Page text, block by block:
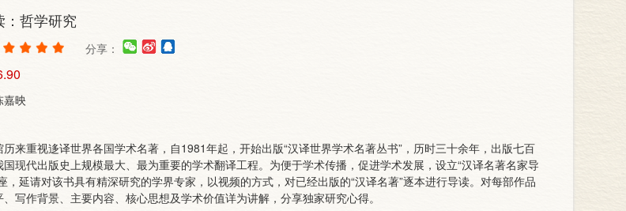
：哲学研究
分享：
嘉映
来重视迻译世界各国学术名著，自1981年起，开始出版“汉译世界学术名著丛书”，历时三十余年，出版七百
现代出版史上规模最大、最为重要的学术翻译工程。为便于学术传播，促进学术发展，设立“汉译名著名家导
，延请对该书具有精深研究的学界专家，以视频的方式，对已经出版的“汉译名著”逐本进行导读。对每部作品
、写作背景、主要内容、核心思想及学术价值详为讲解，分享独家研究心得。